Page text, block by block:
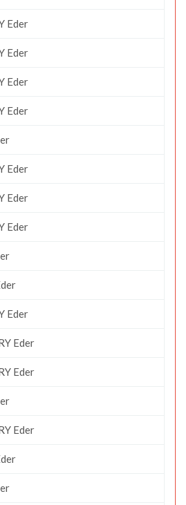
Eder
Eder
Eder
Eder
Eder
Eder
Eder
Eder
Eder
Eder
Eder